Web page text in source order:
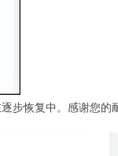
步恢复中。感谢您的